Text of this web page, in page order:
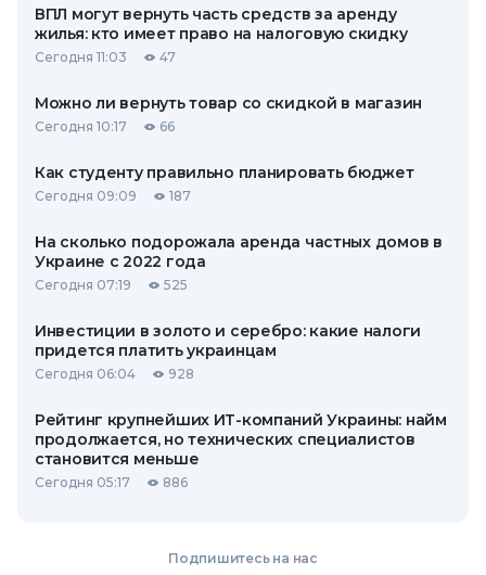
ВПЛ могут вернуть часть средств за аренду
жилья: кто имеет право на налоговую скидку
Сегодня 11:03 47
Можно ли вернуть товар со скидкой в ​​магазин
Сегодня 10:17 66
Как студенту правильно планировать бюджет
Сегодня 09:09 187
На сколько подорожала аренда частных домов в
Украине с 2022 года
Сегодня 07:19 525
Инвестиции в золото и серебро: какие налоги
придется платить украинцам
Сегодня 06:04 928
Рейтинг крупнейших ИТ-компаний Украины: найм
продолжается, но технических специалистов
становится меньше
Сегодня 05:17 886
Подпишитесь на нас